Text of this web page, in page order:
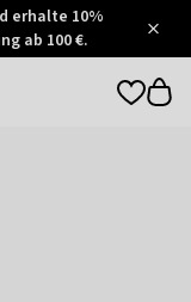
erhalte 10%
ab 100 €.